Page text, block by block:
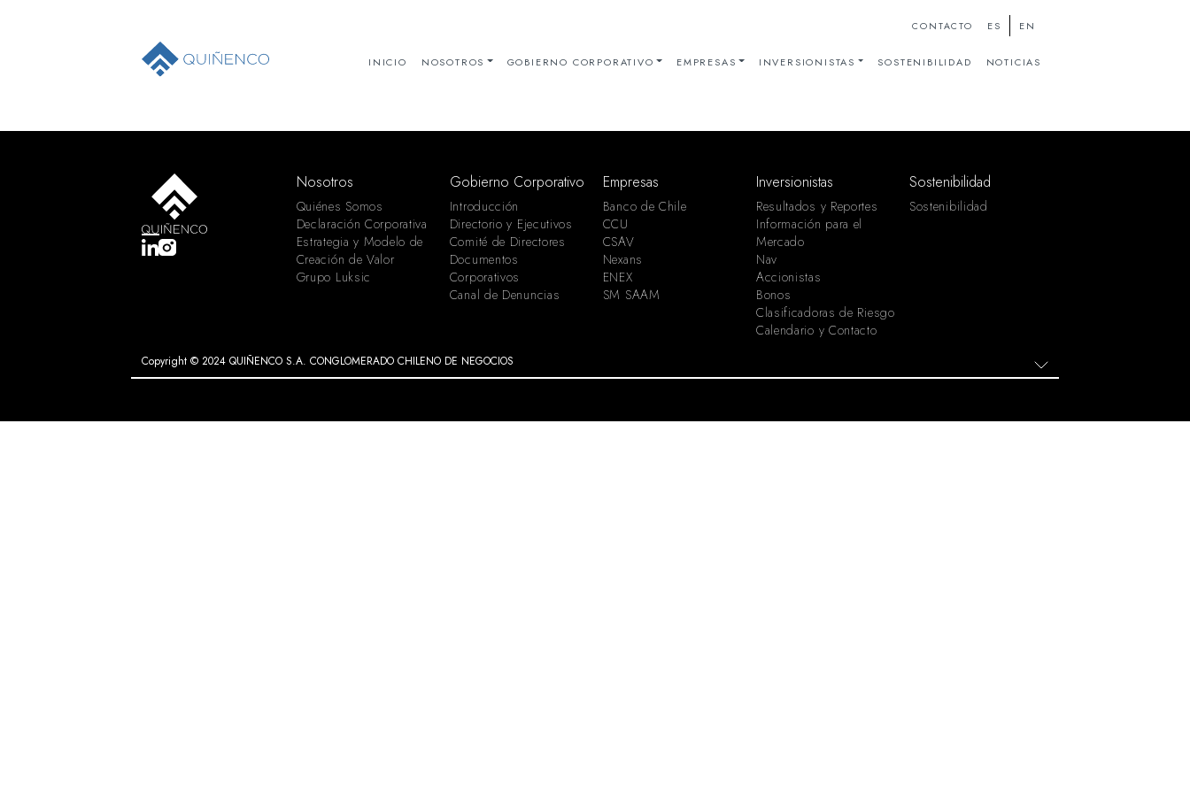
CONTACTO ES EN
INICIO NOSOTROS GOBIERNO CORPORATIVO EMPRESAS INVERSIONISTAS SOSTENIBILIDAD NOTICIAS
Nosotros
Quiénes Somos
Declaración Corporativa
Estrategia y Modelo de
Creación de Valor
Grupo Luksic
Gobierno Corporativo
Introducción
Directorio y Ejecutivos
Comité de Directores
Documentos
Corporativos
Canal de Denuncias
Empresas
Banco de Chile
CCU
CSAV
Nexans
ENEX
SM SAAM
Inversionistas
Resultados y Reportes
Información para el
Mercado
Nav
Accionistas
Bonos
Clasificadoras de Riesgo
Calendario y Contacto
Sostenibilidad
Sostenibilidad
Copyright © 2024 QUIÑENCO S.A. CONGLOMERADO CHILENO DE NEGOCIOS